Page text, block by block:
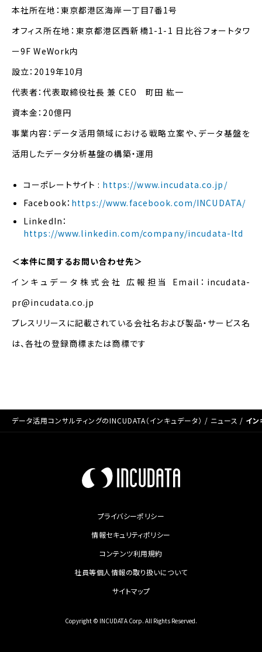
本社所在地：東京都港区海岸一丁目7番1号
オフィス所在地：東京都港区西新橋1-1-1 日比谷フォートタワ
ー9F WeWork内
設立： 2019年10月
代表者：代表取締役社長 兼 CEO
町田 紘一
資本金： 20億円
事業内容：データ活用領域における戦略立案や、データ基盤を
活用したデータ分析基盤の構築・運用
コーポレートサイト : https://www.incudata.co.jp/
Facebook： https://www.facebook.com/INCUDATA/
LinkedIn：
https://www.linkedin.com/company/incudata-ltd
＜本件に関するお問い合わせ先＞
インキュデータ株式会社 広報担当 Email：incudata-
pr@incudata.co.jp
プレスリリースに記載されている会社名および製品・サービス名
は、各社の登録商標または商標です
データ活用コンサルティングのINCUDATA（インキュデータ） / ニュース / イ
プライバシーポリシー
情報セキュリティポリシー
コンテンツ利用規約
社員等個人情報の取り扱いについて
サイトマップ
Copyright © INCUDATA Corp. All Rights Reserved.